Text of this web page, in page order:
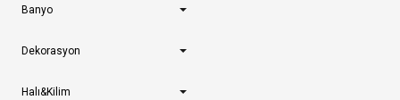
Banyo
Dekorasyon
Halı&Kilim